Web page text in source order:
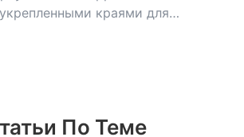
краями для
По Теме